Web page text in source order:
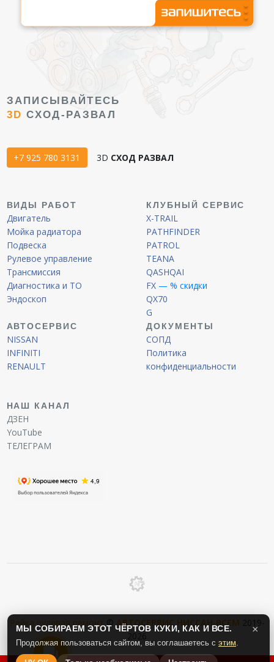
ЗАПИСЫВАЙТЕСЬ
3D СХОД-РАЗВАЛ
+7 925 780 3131 3D СХОД РАЗВАЛ
ВИДЫ РАБОТ
Двигатель
Мойка радиатора
Подвеска
Рулевое управление
Трансмиссия
Диагностика и ТО
Эндоскоп
КЛУБНЫЙ СЕРВИС
X-TRAIL
PATHFINDER
PATROL
TEANA
QASHQAI
FX — % скидки
QX70
G
АВТОСЕРВИС
NISSAN
INFINITI
RENAULT
ДОКУМЕНТЫ
СОПД
Политика
конфиденциальности
НАШ КАНАЛ
ДЗЕН
YouTube
ТЕЛЕГРАМ
Рейка рулевая ремонт©АВТОСЕРВИС НИССАН-ВСЕМ 2019-
2026
МЫ СОБИРАЕМ ЭТОТ ЧЁРТОВ КУКИ, КАК И ВСЕ.
Продолжая пользоваться сайтом, вы соглашаетесь с этим.
×